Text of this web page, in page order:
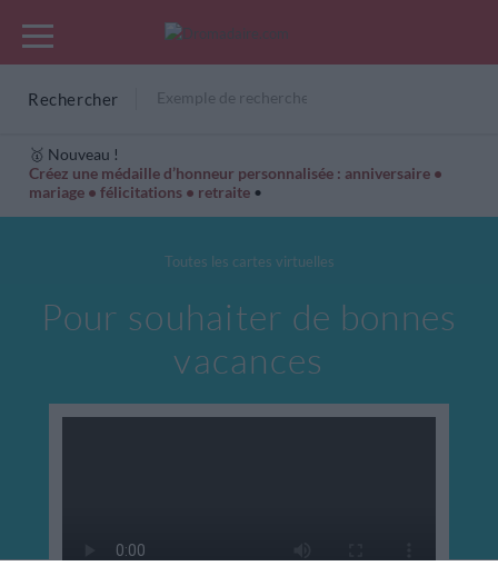
Rechercher
🥇 Nouveau !
Créez une médaille d’honneur personnalisée : anniversaire •
mariage • félicitations • retraite •
Cartes Hiver Cadeaux années de naissance
Toutes les cartes virtuelles
Pour souhaiter de bonnes
vacances